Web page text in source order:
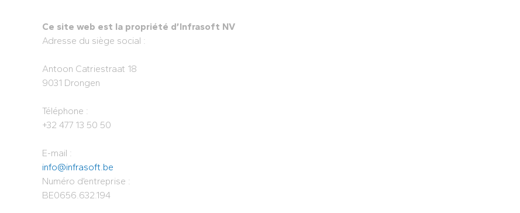
Ce site web est la propriété d’Infrasoft NV
Adresse du siège social :
Antoon Catriestraat 18
9031 Drongen
Téléphone :
+32 477 13 50 50
E-mail :
info@infrasoft.be
Numéro d’entreprise :
BE0656.632.194